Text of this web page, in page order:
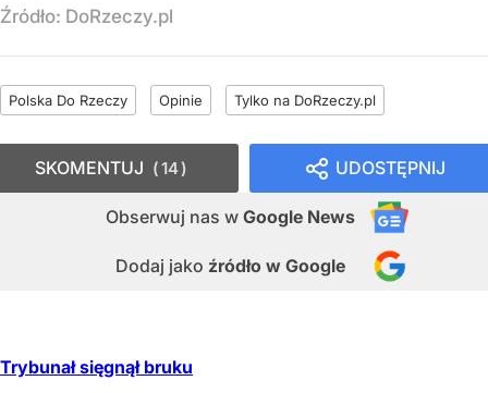
Źródło: DoRzeczy.pl
Polska Do Rzeczy Opinie Tylko na DoRzeczy.pl
UDOSTĘPNIJ
Obserwuj nas w Google News
Dodaj jako źródło w Google
SKOMENTUJ 14
Trybunał sięgnął bruku